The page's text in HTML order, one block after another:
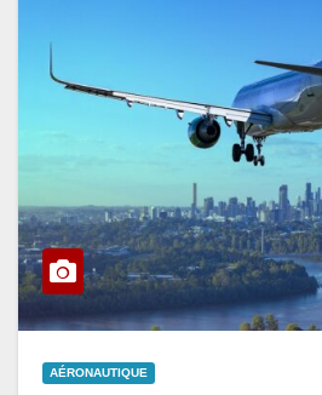
AÉRONAUTIQUE